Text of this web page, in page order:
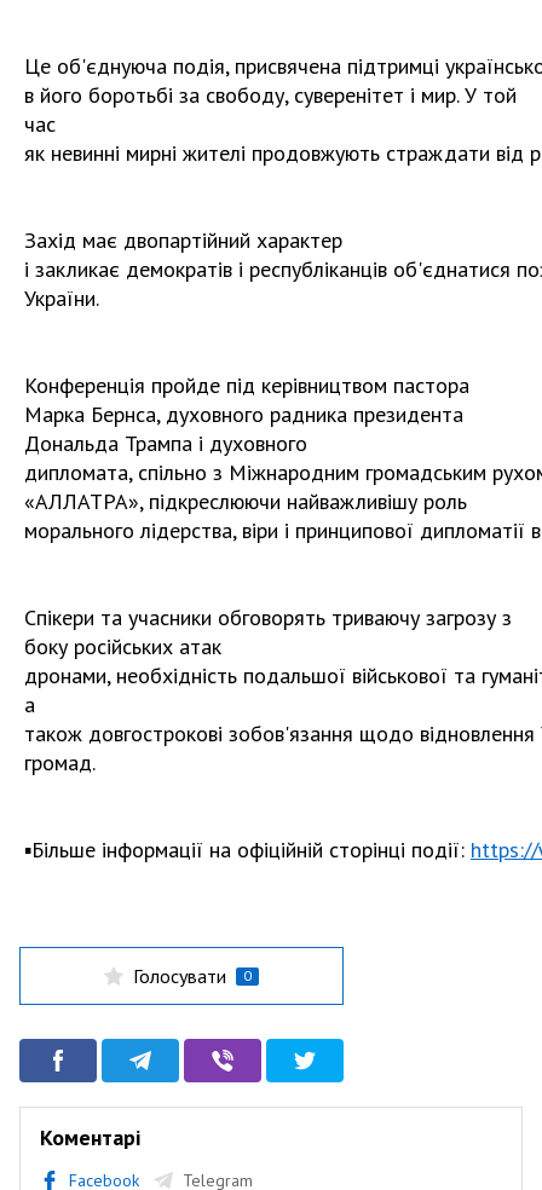
Це об'єднуюча подія, присвячена підтримці
в його боротьбі за свободу, суверенітет і мир. У той
час
як невинні мирні жителі продовжують страждати від
Захід має двопартійний характер
і закликає демократів і республіканців
України.
Конференція пройде під керівництвом пастора
Марка Бернса, духовного радника президента
Дональда Трампа і духовного
дипломата, спільно з Міжнародним громадським
«АЛЛАТРА», підкреслюючи найважливішу роль
морального лідерства, віри і принципової дипломатії
Спікери та учасники обговорять триваючу загрозу з
боку російських атак
дронами, необхідність подальшої військової та
а
також довгострокові зобов'язання щодо відновлення
громад.
▪️Більше інформації на офіційній сторінці події: https://
Голосувати 0
Коментарі
Facebook Telegram